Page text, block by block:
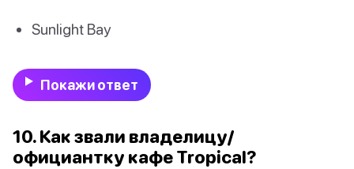
Sunlight Bay
Покажи ответ
10. Как звали владелицу/
официантку кафе Tropical?